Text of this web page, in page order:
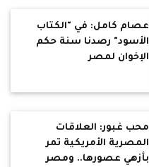
عصام كامل: في "الكتاب
الأسود" رصدنا سنة حكم
الإخوان لمصر
محب غبور: العلاقات
المصرية الأمريكية تمر
بأزهي عصورها.. ومصر